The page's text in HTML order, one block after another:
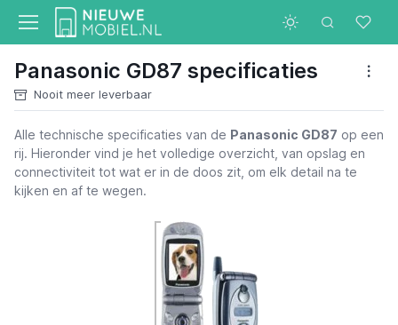
Panasonic GD87 specificaties
Nooit meer leverbaar
Alle technische specificaties van de Panasonic GD87 op een
rij. Hieronder vind je het volledige overzicht, van opslag en
connectiviteit tot wat er in de doos zit, om elk detail na te
kijken en af te wegen.